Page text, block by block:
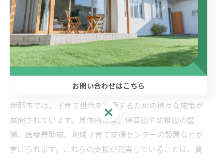
合、売却後の住環境が家族のニーズに合うかどうかを慎
重に見極める必要があります。各自治体の支援策や教育
環境も比較しながら、資産価値の維持・向上を意識した
計画的な不動産売却を目指しましょう。
不動産売却を左右する伊那市の子育て施策
伊那市では、子育て世代を支援するための様々な施策が
展開されています。具体的には、保育園や幼稚園の整
備、医療費助成、地域子育て支援センターの設置などが
挙げられます。これらの支援が充実していることは、資
お問い合わせはこちら
お問い合わせはこちら